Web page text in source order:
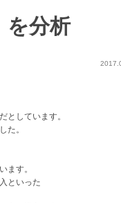
を分析
としています。
た。
ます。
といった